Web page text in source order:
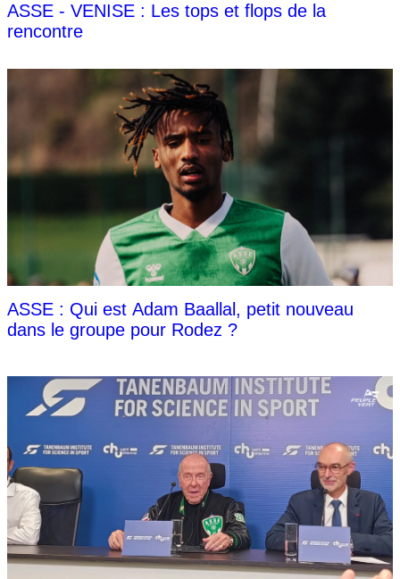
ASSE - VENISE : Les tops et flops de la
rencontre
ASSE : Qui est Adam Baallal, petit nouveau
dans le groupe pour Rodez ?